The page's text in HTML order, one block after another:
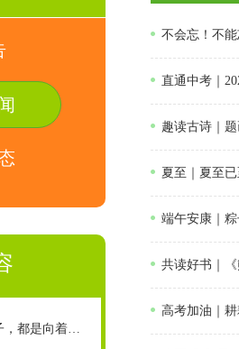
小寒|每一个踏雪而行的日子，都是向着未来在冲刺
不会忘！不
直通中考｜
趣读古诗｜
夏至｜夏至
端午安康｜
共读好书｜
高考加油｜